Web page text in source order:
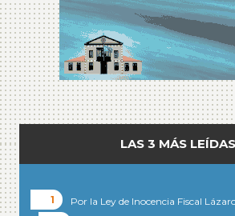
LAS 3 MÁS
Por la Ley de Inocencia Fiscal